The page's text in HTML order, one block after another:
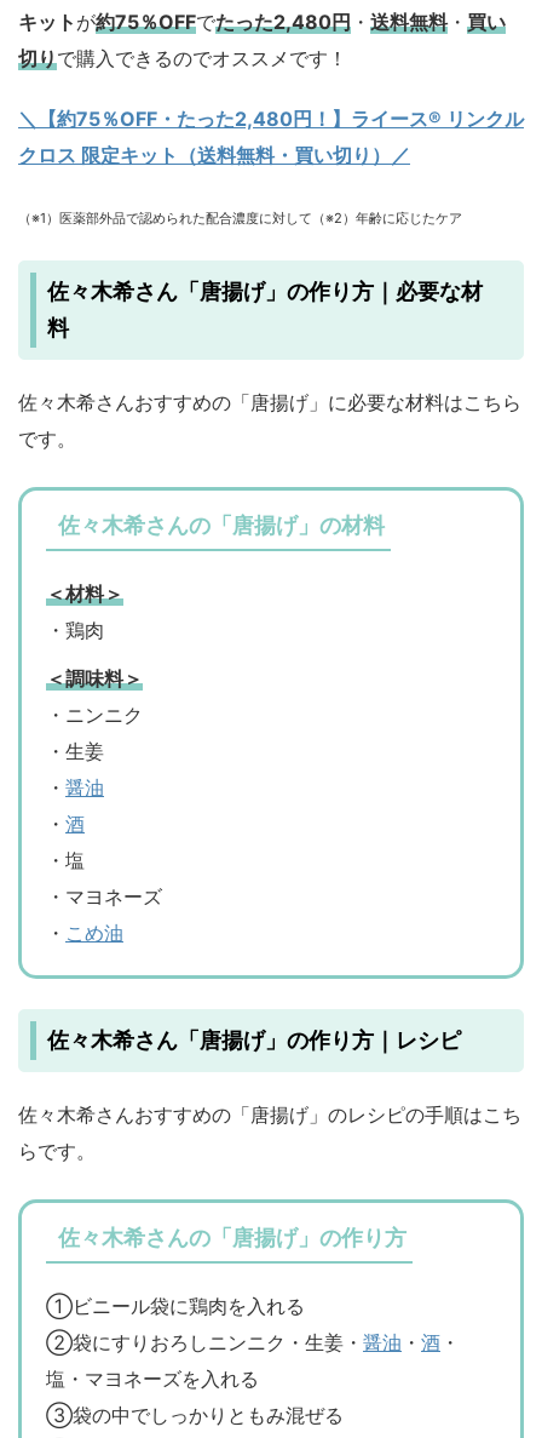
キット が約75％OFFでたった2,480円 ・ 送料無料・ 買い
切りで購入できるのでオススメです！
＼【約75％OFF・たった2,480円！ 】ライース® リンクル
クロス 限定キット（送料無料・買い切り）／
（※1）医薬部外品で認められた配合濃度に対して（※2）年齢に応じたケア
佐々木希さん「唐揚げ」の作り方｜必要な材
料
佐々木希さんおすすめの「唐揚げ」に必要な材料はこちら
です。
佐々木希さんの「唐揚げ」の材料
＜材料＞
・鶏肉
＜調味料＞
・ニンニク
・生姜
・ 醤油
・ 酒
・塩
・マヨネーズ
・ こめ油
佐々木希さん「唐揚げ」の作り方｜レシピ
佐々木希さんおすすめの「唐揚げ」のレシピの手順はこち
らです。
佐々木希さんの「唐揚げ」の作り方
①ビニール袋に鶏肉を入れる
②袋にすりおろしニンニク・生姜・ 醤油 ・ 酒 ・
塩・マヨネーズを入れる
③袋の中でしっかりともみ混ぜる